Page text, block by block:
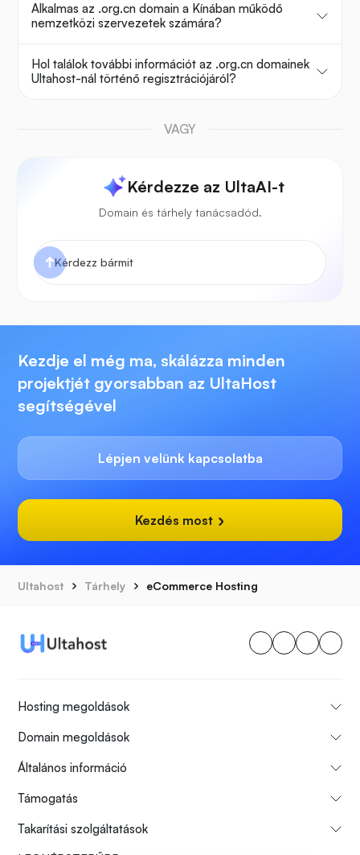
Alkalmas az .org.cn domain a Kínában működő
nemzetközi szervezetek számára?
Hol találok további információt az .org.cn domainek
Ultahost-nál történő regisztrációjáról?
VAGY
Kérdezze az UltaAI-t
Domain és tárhely tanácsadód.
Kezdje el még ma, skálázza minden
projektjét gyorsabban az UltaHost
segítségével
Lépjen velünk kapcsolatba
Kezdés most
Ultahost Tárhely eCommerce Hosting
Hosting megoldások
Domain megoldások
Általános információ
Támogatás
Takarítási szolgáltatások